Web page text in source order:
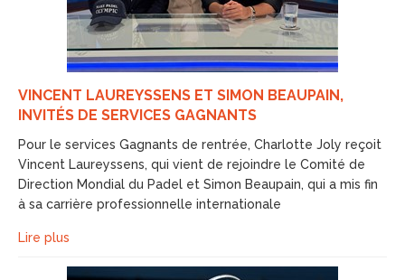
VINCENT LAUREYSSENS ET SIMON BEAUPAIN,
INVITÉS DE SERVICES GAGNANTS
Pour le services Gagnants de rentrée, Charlotte Joly reçoit
Vincent Laureyssens, qui vient de rejoindre le Comité de
Direction Mondial du Padel et Simon Beaupain, qui a mis fin
à sa carrière professionnelle internationale
Lire plus